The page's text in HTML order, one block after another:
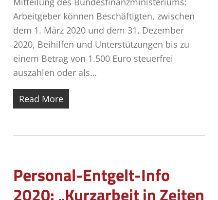
Arbeitgeber können Beschäftigten, zwischen
dem 1. März 2020 und dem 31. Dezember
2020, Beihilfen und Unterstützungen bis zu
einem Betrag von 1.500 Euro steuerfrei
auszahlen oder als…
Read More
Personal-Entgelt-Info
2020: „Kurzarbeit in Zeiten